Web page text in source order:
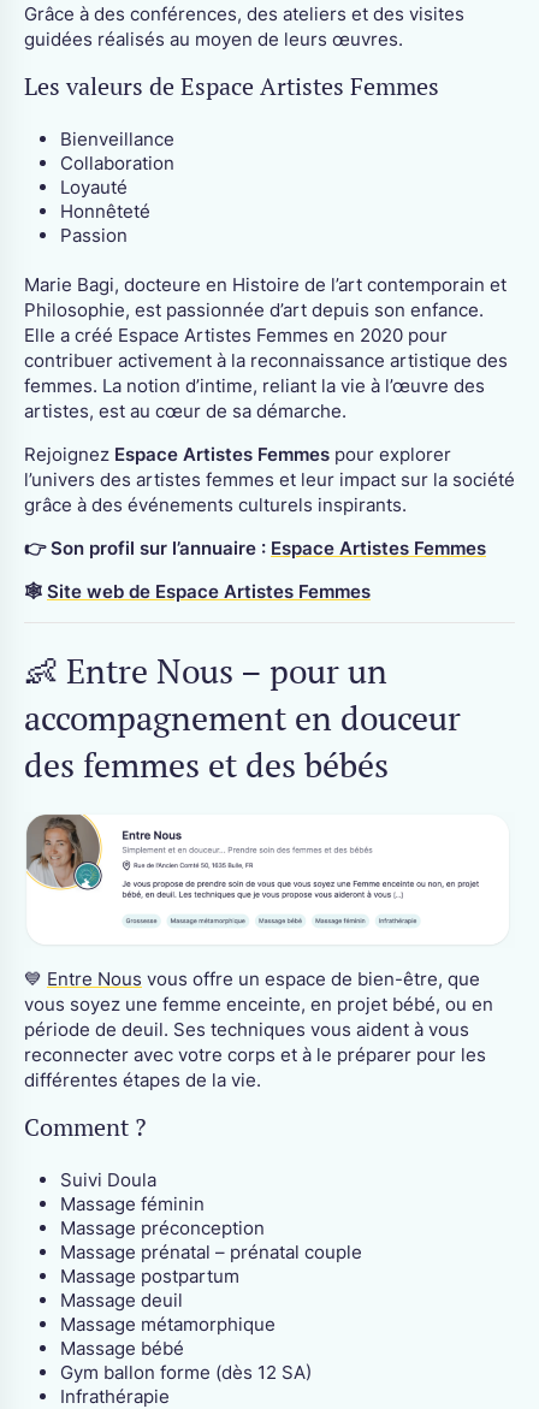
Grâce à des conférences, des ateliers et des visites
guidées réalisés au moyen de leurs œuvres.
Les valeurs de Espace Artistes Femmes
Bienveillance
Collaboration
Loyauté
Honnêteté
Passion
Marie Bagi, docteure en Histoire de l’art contemporain et
Philosophie, est passionnée d’art depuis son enfance.
Elle a créé Espace Artistes Femmes en 2020 pour
contribuer activement à la reconnaissance artistique des
femmes. La notion d’intime, reliant la vie à l’œuvre des
artistes, est au cœur de sa démarche.
Rejoignez Espace Artistes Femmes pour explorer
l’univers des artistes femmes et leur impact sur la société
grâce à des événements culturels inspirants.
👉 Son profil sur l’annuaire : Espace Artistes Femmes
🕸 Site web de Espace Artistes Femmes
👶 Entre Nous – pour un
accompagnement en douceur
des femmes et des bébés
💙 Entre Nous vous offre un espace de bien-être, que
vous soyez une femme enceinte, en projet bébé, ou en
période de deuil. Ses techniques vous aident à vous
reconnecter avec votre corps et à le préparer pour les
différentes étapes de la vie.
Comment ?
Suivi Doula
Massage féminin
Massage préconception
Massage prénatal – prénatal couple
Massage postpartum
Massage deuil
Massage métamorphique
Massage bébé
Gym ballon forme (dès 12 SA)
Infrathérapie